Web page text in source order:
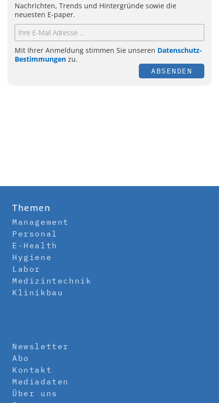
Nachrichten, Trends und Hintergründe sowie die
neuesten E-paper.
Mit Ihrer Anmeldung stimmen Sie unseren Datenschutz-
Bestimmungen zu.
ABSENDEN
Themen
Management
Personal
E-Health
Hygiene
Labor
Medizintechnik
Klinikbau
Newsletter
Abo
Kontakt
Mediadaten
Über uns